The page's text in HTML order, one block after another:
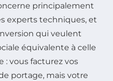
principalement
experts techniques, et
qui veulent
équivalente à celle
: vous facturez vos
portage, mais votre